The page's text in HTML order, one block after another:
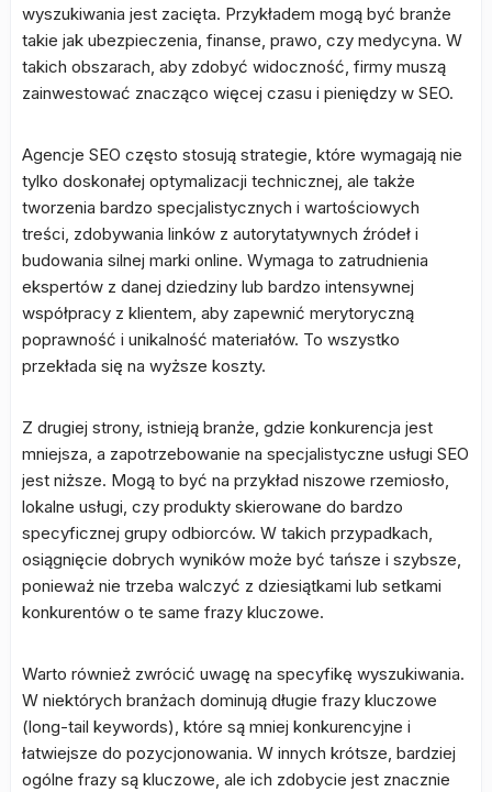
wyszukiwania jest zacięta. Przykładem mogą być branże
takie jak ubezpieczenia, finanse, prawo, czy medycyna. W
takich obszarach, aby zdobyć widoczność, firmy muszą
zainwestować znacząco więcej czasu i pieniędzy w SEO.
Agencje SEO często stosują strategie, które wymagają nie
tylko doskonałej optymalizacji technicznej, ale także
tworzenia bardzo specjalistycznych i wartościowych
treści, zdobywania linków z autorytatywnych źródeł i
budowania silnej marki online. Wymaga to zatrudnienia
ekspertów z danej dziedziny lub bardzo intensywnej
współpracy z klientem, aby zapewnić merytoryczną
poprawność i unikalność materiałów. To wszystko
przekłada się na wyższe koszty.
Z drugiej strony, istnieją branże, gdzie konkurencja jest
mniejsza, a zapotrzebowanie na specjalistyczne usługi SEO
jest niższe. Mogą to być na przykład niszowe rzemiosło,
lokalne usługi, czy produkty skierowane do bardzo
specyficznej grupy odbiorców. W takich przypadkach,
osiągnięcie dobrych wyników może być tańsze i szybsze,
ponieważ nie trzeba walczyć z dziesiątkami lub setkami
konkurentów o te same frazy kluczowe.
Warto również zwrócić uwagę na specyfikę wyszukiwania.
W niektórych branżach dominują długie frazy kluczowe
(long-tail keywords), które są mniej konkurencyjne i
łatwiejsze do pozycjonowania. W innych krótsze, bardziej
ogólne frazy są kluczowe, ale ich zdobycie jest znacznie